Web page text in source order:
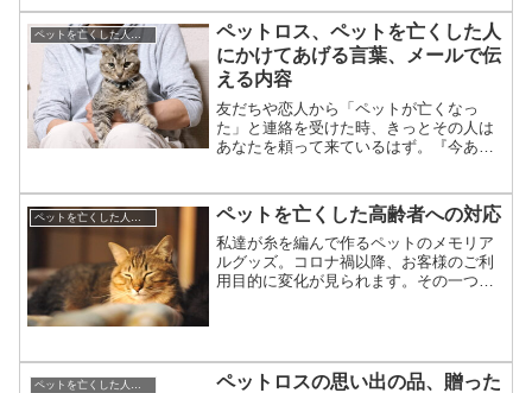
ペットを亡くした人への対応,言葉,贈り物
ペットロス、ペットを亡くした人
にかけてあげる言葉、メールで伝
える内容
友だちや恋人から「ペットが亡くなっ
た」と連絡を受けた時、きっとその人は
あなたを頼って来ているはず。『今あな
るでしょうか。支えてあげる言葉。守っ
てあげる言葉。それらを探し...
ペットを亡くした高齢者への対応
私達が糸を編んで作るペットのメモリア
ルグッズ。コロナ禍以降、お客様のご利
用目的に変化が見られます。その一つ
のケアの重要性を考えてみま...
ペットロスの思い出の品、贈った